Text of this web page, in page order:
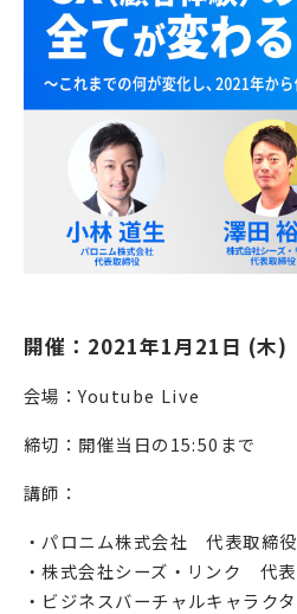
ノウハウ
よくあるご質問
開催：2021年1月21日 (木)
会場：Youtube Live
締切：開催当日の15:50まで
講師：
・パロニム株式会社 代表取締
・株式会社シーズ・リンク 代
・ビジネスバーチャルキャラク